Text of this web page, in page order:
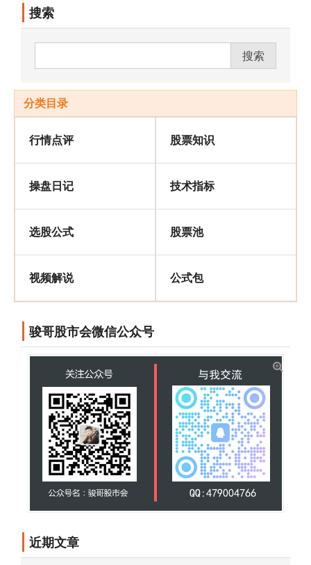
搜索
搜索
分类目录
行情点评 股票知识
操盘日记 技术指标
选股公式 股票池
视频解说 公式包
骏哥股市会微信公众号
近期文章